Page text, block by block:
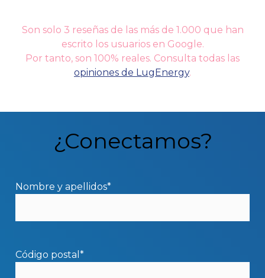
Son solo 3 reseñas de las más de 1.000 que han
escrito los usuarios en Google.
Por tanto, son 100% reales. Consulta todas las
opiniones de LugEnergy.
¿Conectamos?
Nombre y apellidos*
Código postal*